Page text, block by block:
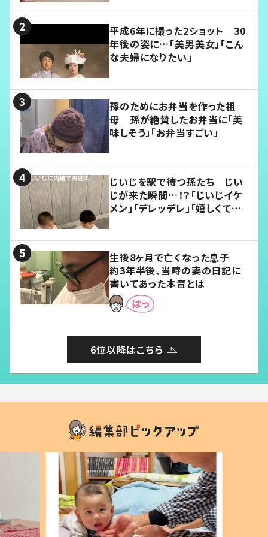
平成6年に撮った2ショット 30
年後の姿に…「美男美女」「こん
な夫婦になりたい」
孫のためにお弁当を作った祖
母 孫が絶賛したお弁当に「美
味しそう」「お弁当すごい」
じいじを駅で待つ孫たち じい
じが来た瞬間…！？「じいじイケ
メン」「デレッデレ」「嬉しくて可
生後8ヶ月で亡くなった息子
約3年半後、当時の妻の日記に
書いてあった本音とは
6位以降はこちら